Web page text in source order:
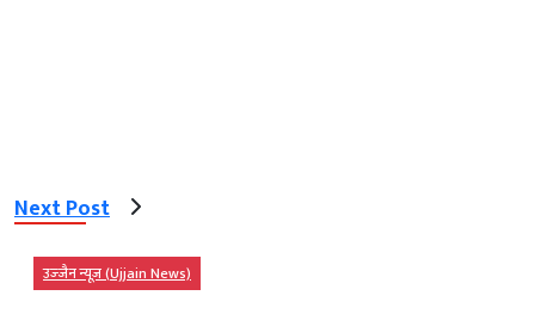
Next Post
उज्‍जैन न्यूज़ (Ujjain News)